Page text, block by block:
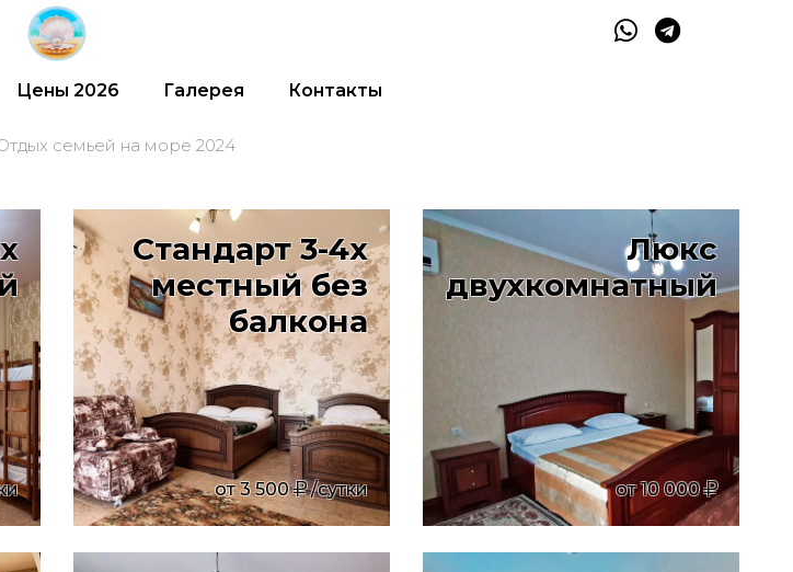
Цены 2026 Галерея Контакты
семьей на море 2024
Стандарт 3-4х
местный без
балкона
от 3 500 /сутки
Люкс
двухкомнатный
от 10 000